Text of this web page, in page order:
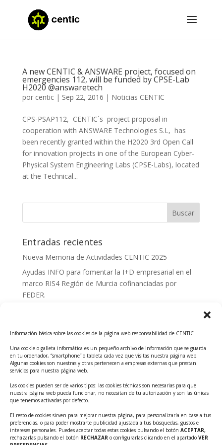
Información básica sobre las cookies de la página web responsabilidad de CENTIC
Una cookie o galleta informática es un pequeño archivo de información que se guarda
en tu ordenador, “smartphone” o tableta cada vez que visitas nuestra página web.
Algunas cookies son nuestras y otras pertenecen a empresas externas que prestan
servicios para nuestra página web.
Las cookies pueden ser de varios tipos: las cookies técnicas son necesarias para que
nuestra página web pueda funcionar, no necesitan de tu autorización y son las únicas
que tenemos activadas por defecto.
El resto de cookies sirven para mejorar nuestra página, para personalizarla en base a tus
preferencias, o para poder mostrarte publicidad ajustada a tus búsquedas, gustos e
intereses personales. Puedes aceptar todas estas cookies pulsando el botón ACEPTAR,
rechazarlas pulsando el botón RECHAZAR o configurarlas clicando en el apartado VER
A new CENTIC & ANSWARE project, focused on
emergencies 112, will be funded by CPSE-Lab
H2020 @answaretech
por centic| Sep 22, 2016 | Noticias CENTIC
CPS-PSAP112, CENTIC´s project proposal in
cooperation with ANSWARE Technologies S.L, has
been recently granted within the H2020 3rd Open Call
for innovation projects in one of the European Cyber-
Physical System Engineering Labs (CPSE-Labs), located
at the Technical...
Entradas recientes
Nueva Memoria de Actividades CENTIC 2025
Ayudas INFO para fomentar la I+D empresarial en el
marco RIS4 Región de Murcia cofinanciadas por
FEDER.
Tecnológicos 2ª ed.
Ayudas INFO para el apoyo a las empresas
innovadoras con potencial tecnológico y escalables
Convocatoria Cheque de Innovación. Ayudas INFO
para la contratación de servicios de Innovación y
Competitividad
Cheque Inversión del INFO. Ayudas para la
contratación de servicios de Innovación y
Competitividad para apoyar rondas de financiación.